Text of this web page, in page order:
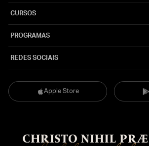
Apple Store
CURSOS
PROGRAMAS
REDES SOCIAIS